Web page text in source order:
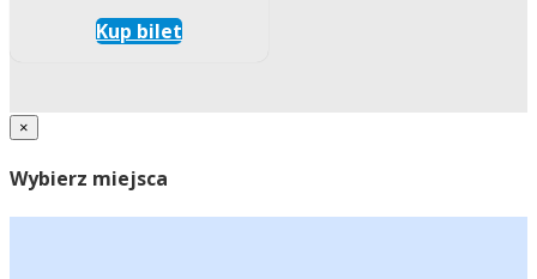
Kup bilet
×
Wybierz miejsca